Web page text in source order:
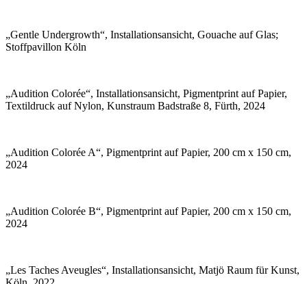
„Gentle Undergrowth“, Installationsansicht, Gouache auf Glas;
Stoffpavillon Köln
„Audition Colorée“, Installationsansicht, Pigmentprint auf Papier,
Textildruck auf Nylon, Kunstraum Badstraße 8, Fürth, 2024
„Audition Colorée A“, Pigmentprint auf Papier, 200 cm x 150 cm,
2024
„Audition Colorée B“, Pigmentprint auf Papier, 200 cm x 150 cm,
2024
„Les Taches Aveugles“, Installationsansicht, Matjö Raum für Kunst,